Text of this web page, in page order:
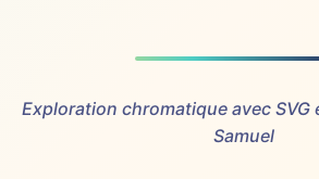
Exploration chromatique avec SVG
Samuel